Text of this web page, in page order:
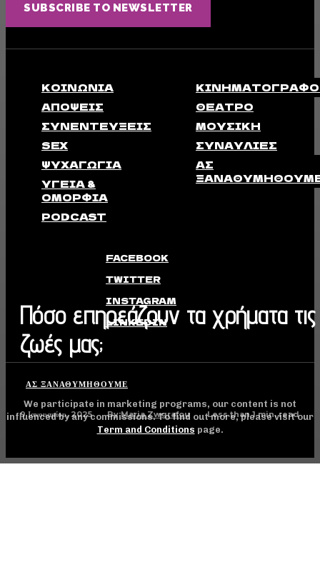
Πόσο επηρεάζουν τα χρήματα τις
ζωές μας;
ΑΣ ΞΑΝΑΘΥΜΗΘΟΎΜΕ
9 Ιανουαρίου, 2025 By Maria Zwgrafou Less than 1min. read
SUBSCRIBE TO NEWSLETTER
ΚΟΙΝΩΝΊΑ
ΑΠΟΨΕΙΣ
ΣΥΝΕΝΤΕΎΞΕΙΣ
SEX
ΨΥΧΑΓΩΓΊΑ
ΥΓΕΊΑ &
ΟΜΟΡΦΙΆ
PODCAST
ΘΈΑΤΡΟ
ΜΟΥΣΙΚΉ
ΣΥΝΑΥΛΊΕΣ
ΑΣ
FACEBOOK
TWITTER
INSTAGRAM
LINKEDIN
We participate in marketing programs, our content is not
influenced by any commissions. To find out more, please visit our
Term and Conditions page.